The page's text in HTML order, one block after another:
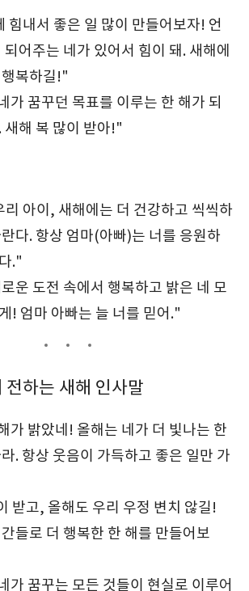
힘내서 좋은 일 많이 만들어보자! 언
어주는 네가 있어서 힘이 돼. 새해에
복하길!"
가 꿈꾸던 목표를 이루는 한 해가 되
새해 복 많이 받아!"
리 아이, 새해에는 더 건강하고 씩씩하
다. 항상 엄마(아빠)는 너를 응원하
."
운 도전 속에서 행복하고 밝은 네 모
! 엄마 아빠는 늘 너를 믿어."
전하는 새해 인사말
가 밝았네! 올해는 네가 더 빛나는 한
. 항상 웃음이 가득하고 좋은 일만 가
받고, 올해도 우리 우정 변치 않길!
들로 더 행복한 한 해를 만들어보
가 꿈꾸는 모든 것들이 현실로 이루어